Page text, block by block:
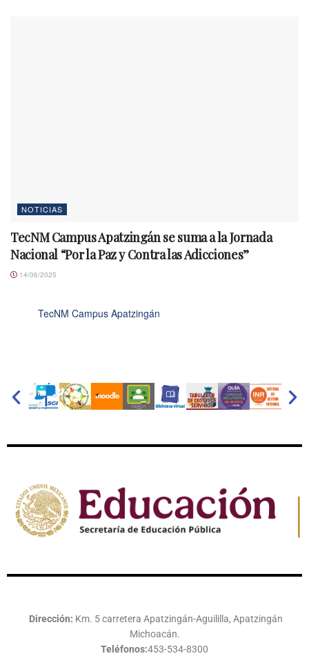
NOTICIAS
TecNM Campus Apatzingán se suma a la Jornada
Nacional “Por la Paz y Contra las Adicciones”
14/06/2025
TecNM Campus Apatzingán
Dirección: Km. 5 carretera Apatzingán-Aguililla, Apatzingán
Michoacán.
Teléfonos:453-534-8300